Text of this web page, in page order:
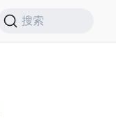
搜索